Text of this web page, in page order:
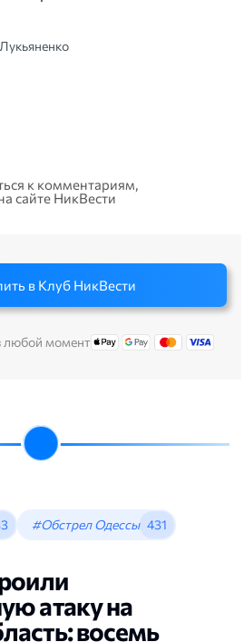
к комментариям,
сайте НикВести
в Клуб НикВести
любой момент
#Обстрел Одессы 431
атаку на
восемь